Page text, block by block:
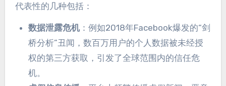
代表性的几种包括：
数据泄露危机：例如2018年Facebook爆发的“剑
桥分析”丑闻，数百万用户的个人数据被未经授
权的第三方获取，引发了全球范围内的信任危
机。